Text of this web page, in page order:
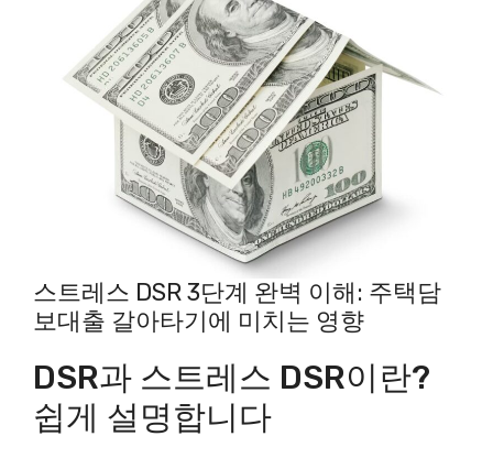
스트레스 DSR 3단계 완벽 이해: 주택담
보대출 갈아타기에 미치는 영향
DSR과 스트레스 DSR이란?
쉽게 설명합니다